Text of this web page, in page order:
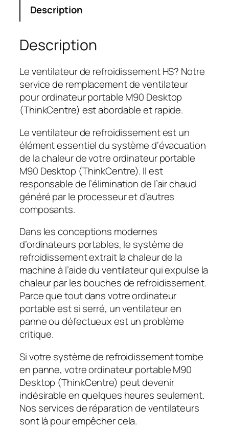
Description
Description
Le ventilateur de refroidissement HS? Notre
service de remplacement de ventilateur
pour ordinateur portable M90 Desktop
(ThinkCentre) est abordable et rapide.
Le ventilateur de refroidissement est un
élément essentiel du système d’évacuation
de la chaleur de votre ordinateur portable
M90 Desktop (ThinkCentre). Il est
responsable de l’élimination de l’air chaud
généré par le processeur et d’autres
composants.
Dans les conceptions modernes
d’ordinateurs portables, le système de
refroidissement extrait la chaleur de la
machine à l’aide du ventilateur qui expulse la
chaleur par les bouches de refroidissement.
Parce que tout dans votre ordinateur
portable est si serré, un ventilateur en
panne ou défectueux est un problème
critique.
Si votre système de refroidissement tombe
en panne, votre ordinateur portable M90
Desktop (ThinkCentre) peut devenir
indésirable en quelques heures seulement.
Nos services de réparation de ventilateurs
sont là pour empêcher cela.